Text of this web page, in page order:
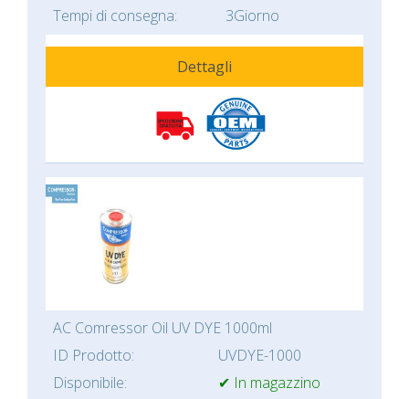
Tempi di consegna:
3Giorno
Dettagli
AC Comressor Oil UV DYE 1000ml
ID Prodotto:
UVDYE-1000
Disponibile:
✔ In magazzino